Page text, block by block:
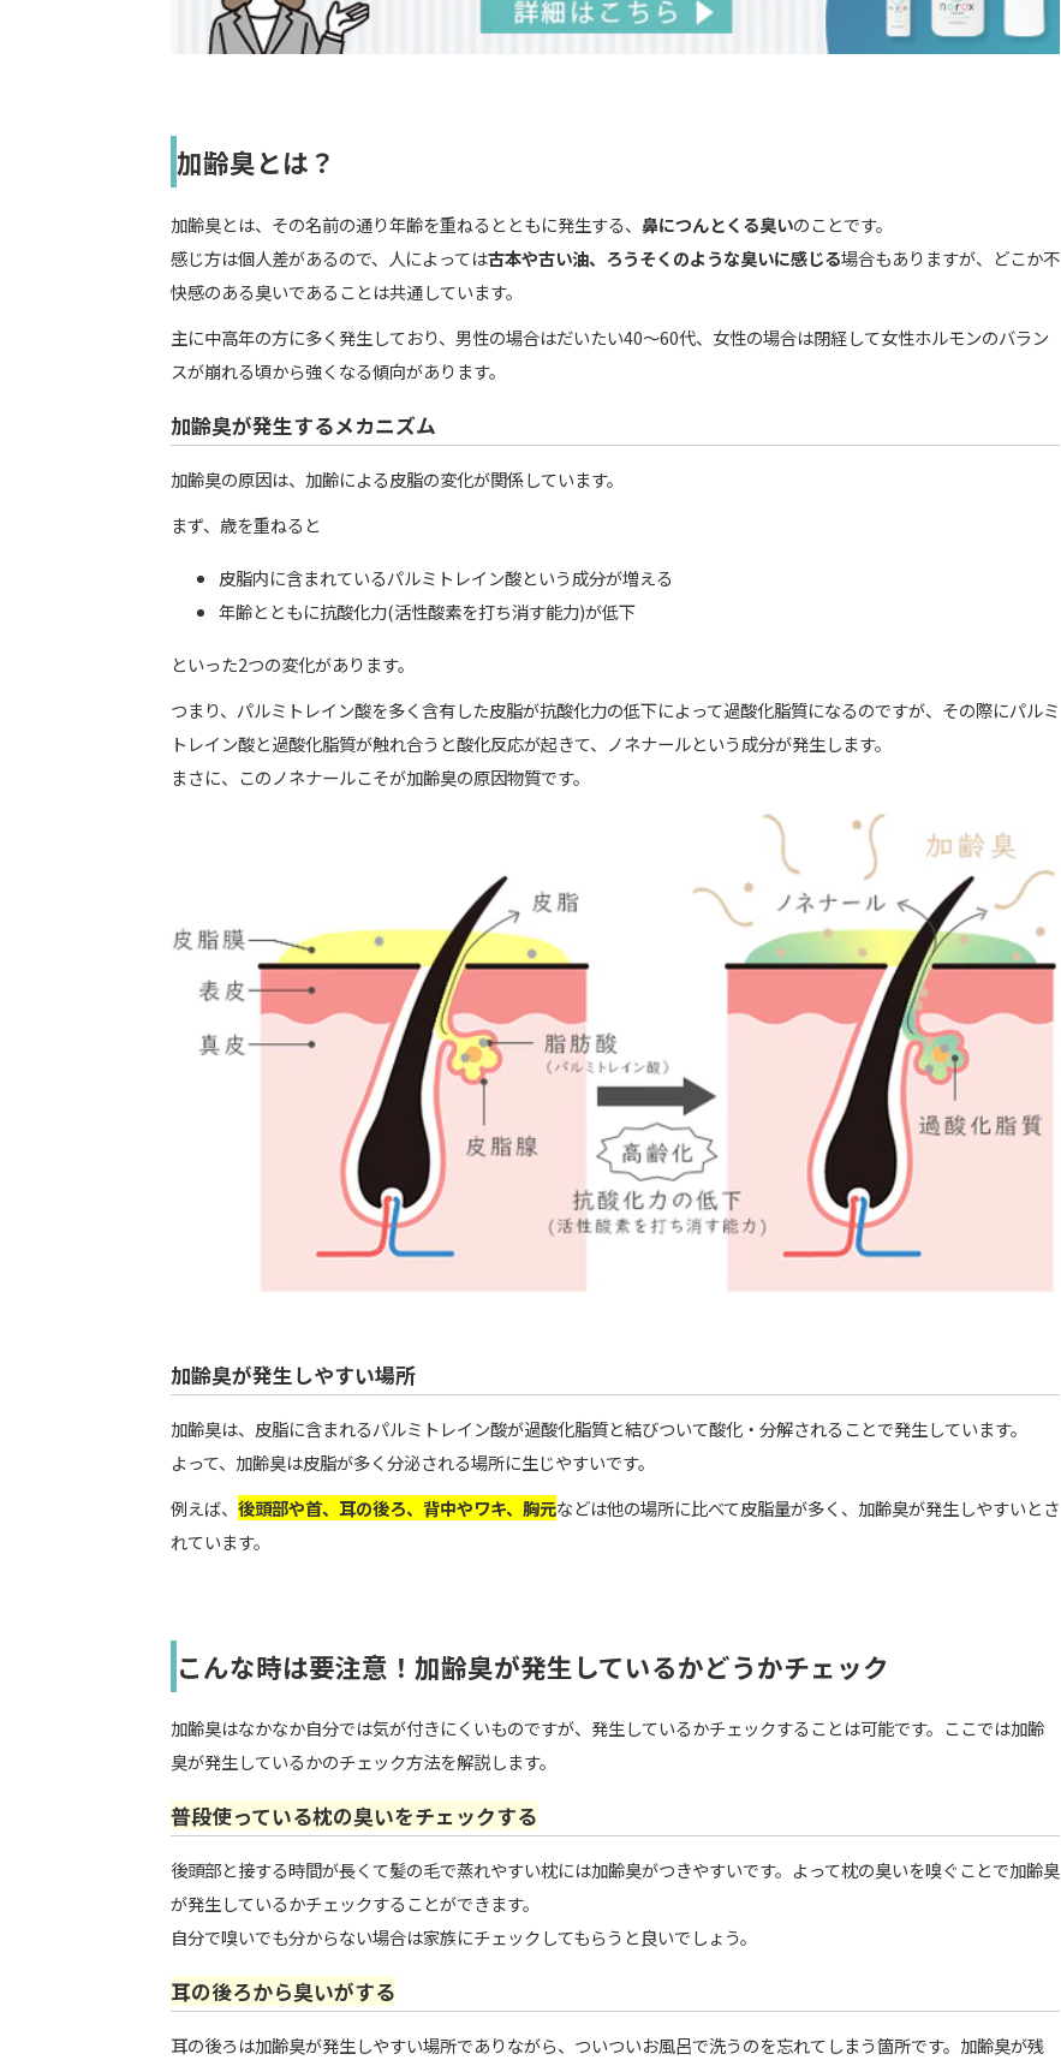
加齢臭とは？
加齢臭とは、その名前の通り年齢を重ねるとともに発生する、 鼻につんとくる臭いのことです。
感じ方は個人差があるので、人によっては古本や古い油、ろうそくのような臭いに感じる場合もありますが、どこか不
快感のある臭いであることは共通しています。
主に中高年の方に多く発生しており、男性の場合はだいたい40〜60代、女性の場合は閉経して女性ホルモンのバラン
スが崩れる頃から強くなる傾向があります。
加齢臭が発生するメカニズム
加齢臭の原因は、加齢による皮脂の変化が関係しています。
まず、歳を重ねると
皮脂内に含まれているパルミトレイン酸という成分が増える
年齢とともに抗酸化力(活性酸素を打ち消す能力)が低下
といった2つの変化があります。
つまり、パルミトレイン酸を多く含有した皮脂が抗酸化力の低下によって過酸化脂質になるのですが、その際にパルミ
トレイン酸と過酸化脂質が触れ合うと酸化反応が起きて、ノネナールという成分が発生します。
まさに、このノネナールこそが加齢臭の原因物質です。
加齢臭が発生しやすい場所
加齢臭は、皮脂に含まれるパルミトレイン酸が過酸化脂質と結びついて酸化・分解されることで発生しています。
よって、加齢臭は皮脂が多く分泌される場所に生じやすいです。
例えば、 後頭部や首、耳の後ろ、背中やワキ、胸元などは他の場所に比べて皮脂量が多く、加齢臭が発生しやすいとさ
れています。
こんな時は要注意！加齢臭が発生しているかどうかチェック
加齢臭はなかなか自分では気が付きにくいものですが、発生しているかチェックすることは可能です。ここでは加齢
臭が発生しているかのチェック方法を解説します。
普段使っている枕の臭いをチェックする
後頭部と接する時間が長くて髪の毛で蒸れやすい枕には加齢臭がつきやすいです。よって枕の臭いを嗅ぐことで加齢臭
が発生しているかチェックすることができます。
自分で嗅いでも分からない場合は家族にチェックしてもらうと良いでしょう。
耳の後ろから臭いがする
耳の後ろは加齢臭が発生しやすい場所でありながら、ついついお風呂で洗うのを忘れてしまう箇所です。加齢臭が残